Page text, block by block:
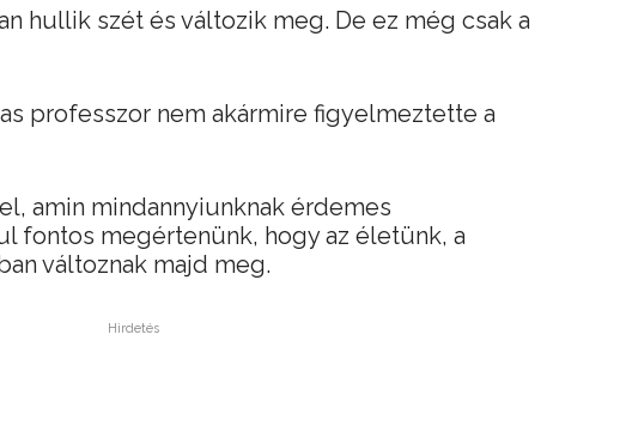
hullik szét és változik meg. De ez még csak a
professzor nem akármire figyelmeztette a
amin mindannyiunknak érdemes
fontos megértenünk, hogy az életünk, a
változnak majd meg.
Hirdetés